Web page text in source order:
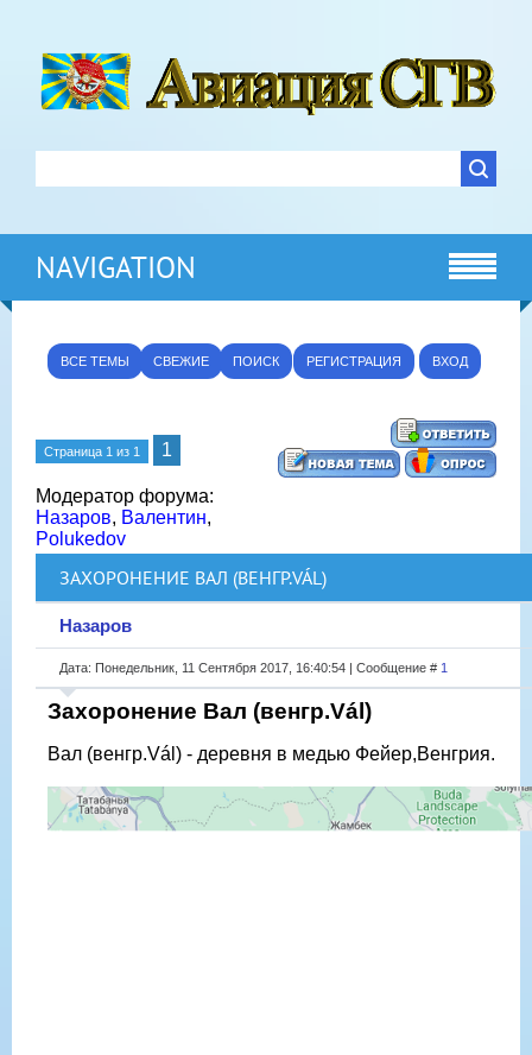
NAVIGATION
ВСЕ ТЕМЫ СВЕЖИЕ ПОИСК РЕГИСТРАЦИЯ ВХОД
Страница 1 из 1 1
Модератор форума:
Назаров, Валентин,
Polukedov
ЗАХОРОНЕНИЕ ВАЛ (ВЕНГР.VÁL)
Назаров
Дата: Понедельник, 11 Сентября 2017, 16:40:54 | Сообщение # 1
Захоронение Вал (венгр.Vál)
Вал (венгр.Vál) - деревня в медью Фейер,Венгрия.